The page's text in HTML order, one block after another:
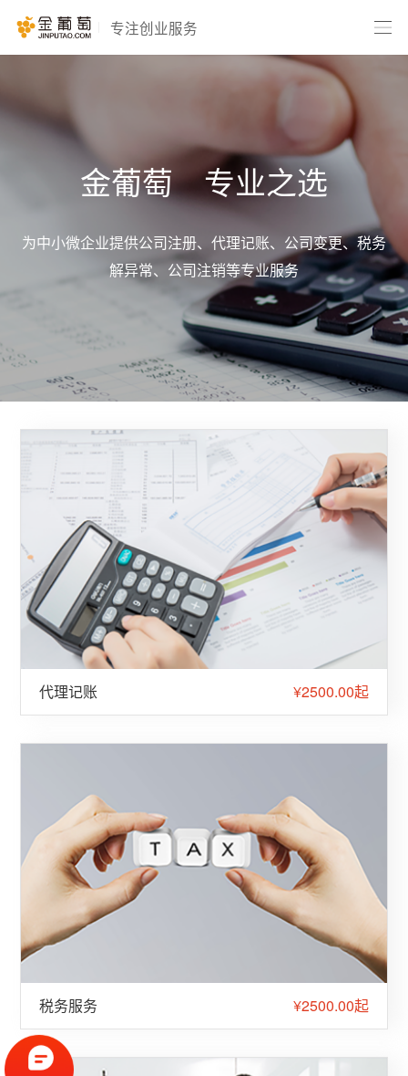
专注创业服务
金葡萄专业之选
为中小微企业提供公司注册、代理记账、公司变更、税务
解异常、公司注销等专业服务
代理记账 ¥2500.00起
税务服务 ¥2500.00起